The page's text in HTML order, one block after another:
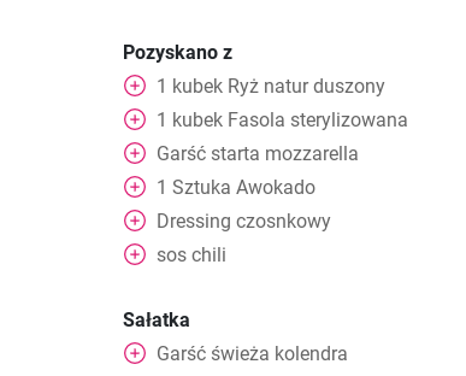
Pozyskano z
1 kubek Ryż natur duszony
1 kubek Fasola sterylizowana
Garść starta mozzarella
1 Sztuka Awokado
Dressing czosnkowy
sos chili
Sałatka
Garść świeża kolendra